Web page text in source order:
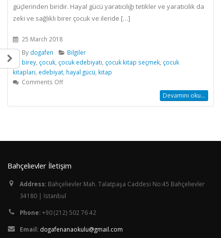
güçlerinden biridir. Hayal gücü yaratıcılığı tetikler ve yaratıcılık da
zeki ve sağlıklı birer çocuk ve ileride […]
25 March 2018
By dogafen
Bilgiler
birey, çocuk, çocuk edebiyatı çocuk kitap seçmek, çocuk
kitapları edebiyat hayal gücü kitap
Comments Offon
Devamını oku...
Bahçelievler İletişim
Address: Bahçelievler Mah. Talatpaşa Caddesi No:45 Bahçelievler
34180 | İstanbul
Phone:+90 (212) 502 76 42
Email: dogafenanaokulu@gmail.com